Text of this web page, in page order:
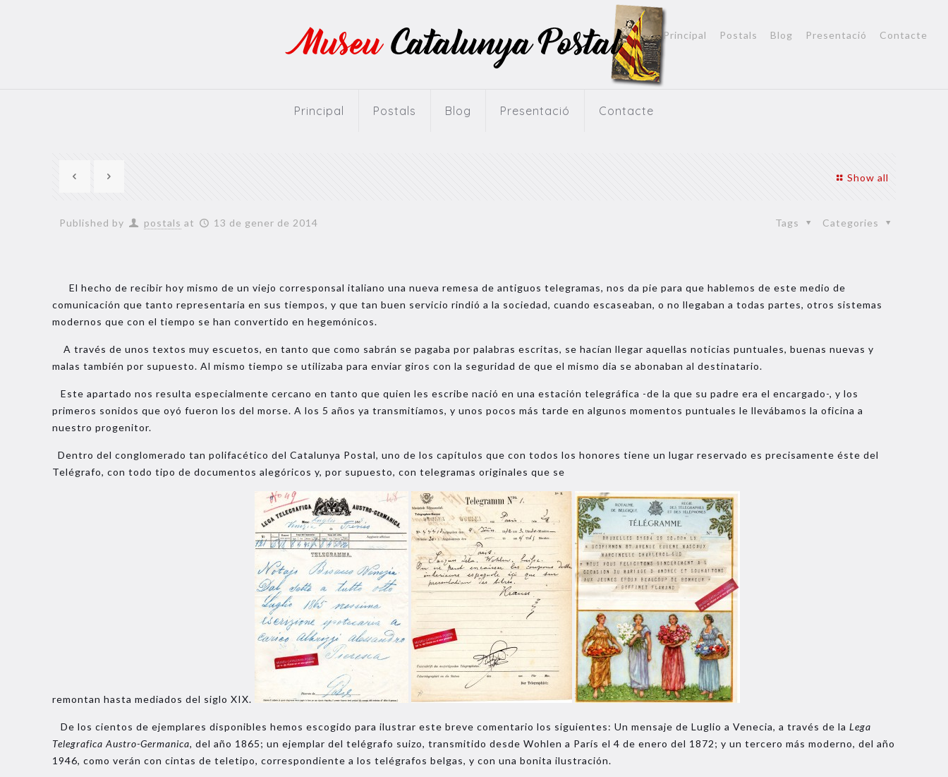
Principal Postals Blog Presentació Contacte
Principal Postals Blog Presentació Contacte
Show all
Published by postals at 13 de gener de 2014 Categories
Tags
El hecho de recibir hoy mismo de un viejo corresponsal italiano una nueva remesa de antiguos telegramas, nos da pie para que hablemos de este medio de
comunicación que tanto representaria en sus tiempos, y que tan buen servicio rindió a la sociedad, cuando escaseaban, o no llegaban a todas partes, otros sistemas
modernos que con el tiempo se han convertido en hegemónicos.
A través de unos textos muy escuetos, en tanto que como sabrán se pagaba por palabras escritas, se hacían llegar aquellas noticias puntuales, buenas nuevas y
malas también por supuesto. Al mismo tiempo se utilizaba para enviar giros con la seguridad de que el mismo dia se abonaban al destinatario.
Este apartado nos resulta especialmente cercano en tanto que quien les escribe nació en una estación telegráfica -de la que su padre era el encargado-, y los
primeros sonidos que oyó fueron los del morse. A los 5 años ya transmitíamos, y unos pocos más tarde en algunos momentos puntuales le llevábamos la oficina a
nuestro progenitor.
Dentro del conglomerado tan polifacético del Catalunya Postal, uno de los capítulos que con todos los honores tiene un lugar reservado es precisamente éste del
Telégrafo, con todo tipo de documentos alegóricos y, por supuesto, con telegramas originales que se
remontan hasta mediados del siglo XIX.
De los cientos de ejemplares disponibles hemos escogido para ilustrar este breve comentario los siguientes: Un mensaje de Luglio a Venecia, a través de laLega
Telegrafica Austro-Germanica, del año 1865; un ejemplar del telégrafo suizo, transmitido desde Wohlen a París el 4 de enero del 1872; y un tercero más moderno, del año
1946, como verán con cintas de teletipo, correspondiente a los telégrafos belgas, y con una bonita ilustración.